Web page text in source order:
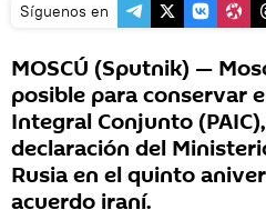
Síguenos en
MOSCÚ (Sputnik) —
posible para conservar
Integral Conjunto
declaración del
Rusia en el quinto
acuerdo iraní.